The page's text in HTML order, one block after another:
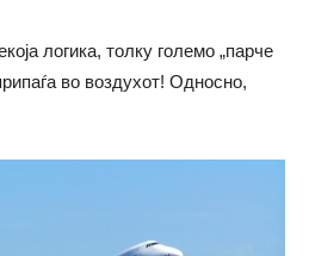
логика, толку големо „парче
во воздухот! Односно,